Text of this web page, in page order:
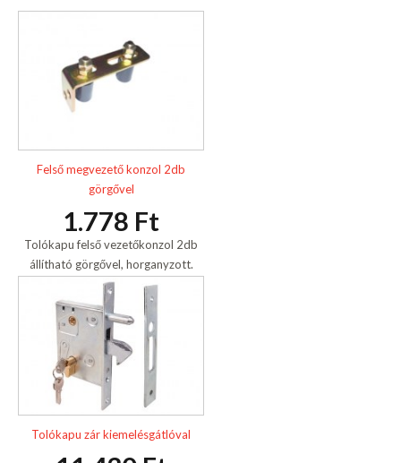
Felső megvezető konzol 2db
görgővel
1.778 Ft
Tolókapu felső vezetőkonzol 2db
állítható görgővel, horganyzott.
Tolókapu zár kiemelésgátlóval